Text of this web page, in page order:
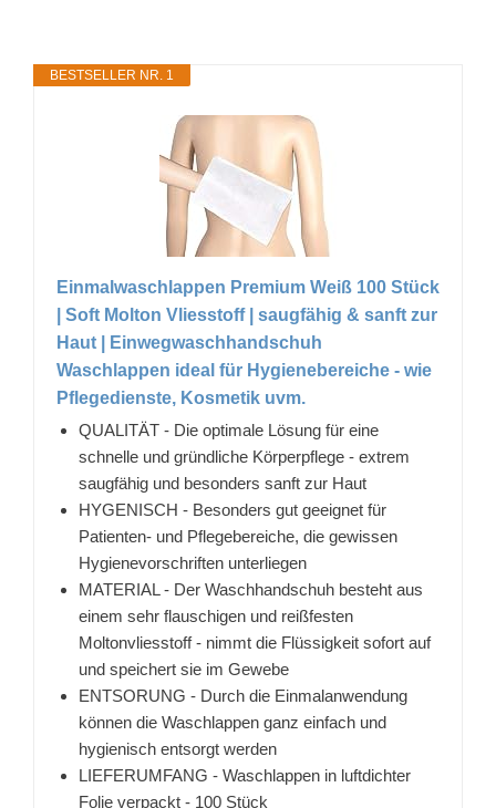
BESTSELLER NR. 1
Einmalwaschlappen Premium Weiß 100 Stück
| Soft Molton Vliesstoff | saugfähig & sanft zur
Haut | Einwegwaschhandschuh
Waschlappen ideal für Hygienebereiche - wie
Pflegedienste, Kosmetik uvm.
QUALITÄT - Die optimale Lösung für eine
schnelle und gründliche Körperpflege - extrem
saugfähig und besonders sanft zur Haut
HYGENISCH - Besonders gut geeignet für
Patienten- und Pflegebereiche, die gewissen
Hygienevorschriften unterliegen
MATERIAL - Der Waschhandschuh besteht aus
einem sehr flauschigen und reißfesten
Moltonvliesstoff - nimmt die Flüssigkeit sofort auf
und speichert sie im Gewebe
ENTSORUNG - Durch die Einmalanwendung
können die Waschlappen ganz einfach und
hygienisch entsorgt werden
LIEFERUMFANG - Waschlappen in luftdichter
Folie verpackt - 100 Stück